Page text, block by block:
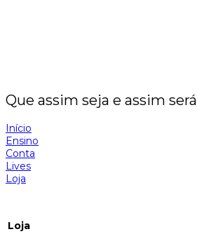
Que assim seja e assim será
Início
Ensino
Conta
Lives
Loja
Loja